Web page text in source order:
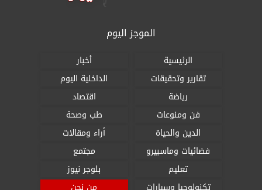
الموجز اليوم
الرئيسية
أخبار
تقارير وتحقيقات
الداخلية اليوم
رياضة
اقتصاد
فن ومنوعات
طب وصحة
الدين والحياة
أراء ومقالات
فضائيات وماسبيرو
مجتمع
تعليم
بلوجر نيوز